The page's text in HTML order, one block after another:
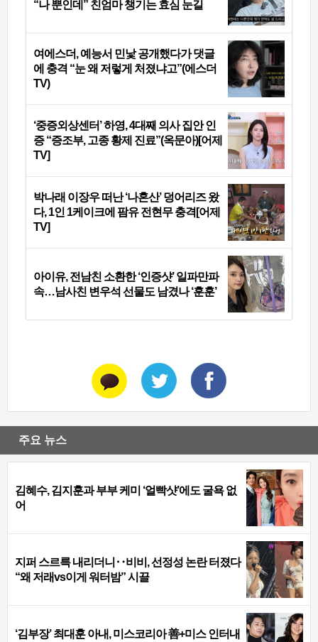
“나 뿐인데” 친엄마 챙기는 효심 눈길
여에스더, 예능서 민낯 공개했다가 댓글
에 충격 “눈 왜 저렇게 처졌냐고”(에스더
TV)
‘중증외상센터’ 하영, 4대째 의사 집안 인
증 “증조부, 고종 황제 진료”(옥문아)[어제
TV]
박나래 이장우 떠난 ‘나혼산’ 덩어리즈 왔
다, 1인 1케이크에 팜유 전현무 충격[어제
TV]
아이유, 전남친 소환한 ‘인증샷’ 일파만파
속…남사친 변우석 선물도 남겼나 ‘훈훈’
주요 뉴스
김혜수, 김지훈과 부부 케미 ‘얼빡샷’에도 굴욕 없
어
지퍼 스르륵 내리더니‥비비, 선정성 논란 터졌다
“왜 저래vs이게 워터밤” 시끌
‘김부장’ 최대훈 아내, 미스코리아 善+미스 인터내